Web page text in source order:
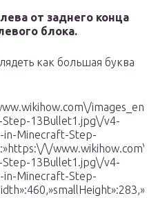
от заднего конца
блока.
как большая буква
13Bullet1.jpg\/v4-
in-Minecraft-Step-
\/
13Bullet1.jpg\/v4-
in-Minecraft-Step-